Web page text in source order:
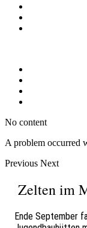
No content
A problem occurred
Previous Next
Zelten im
Ende September